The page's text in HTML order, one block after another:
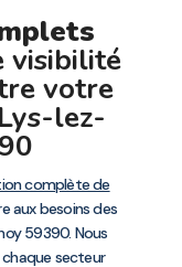
visibilité
votre
lez-
complète de
aux besoins des
59390. Nous
secteur